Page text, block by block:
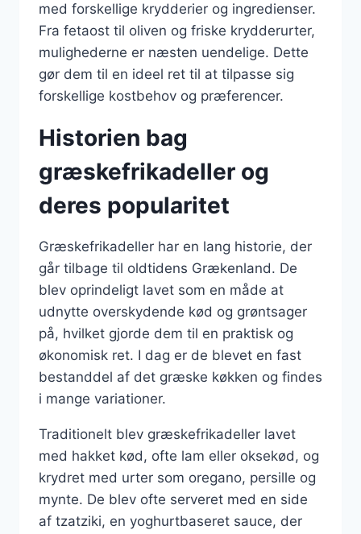
med forskellige krydderier og ingredienser.
Fra fetaost til oliven og friske krydderurter,
mulighederne er næsten uendelige. Dette
gør dem til en ideel ret til at tilpasse sig
forskellige kostbehov og præferencer.
Historien bag
græskefrikadeller og
deres popularitet
Græskefrikadeller har en lang historie, der
går tilbage til oldtidens Grækenland. De
blev oprindeligt lavet som en måde at
udnytte overskydende kød og grøntsager
på, hvilket gjorde dem til en praktisk og
økonomisk ret. I dag er de blevet en fast
bestanddel af det græske køkken og findes
i mange variationer.
Traditionelt blev græskefrikadeller lavet
med hakket kød, ofte lam eller oksekød, og
krydret med urter som oregano, persille og
mynte. De blev ofte serveret med en side
af tzatziki, en yoghurtbaseret sauce, der